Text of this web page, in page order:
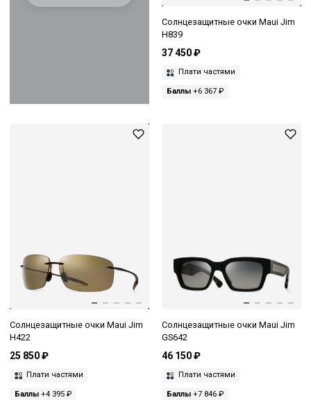
Солнцезащитные очки Maui Jim
H839
37 450 ₽
Плати частями
Баллы+6 367 ₽
Солнцезащитные очки Maui Jim
H422
25 850 ₽
Плати частями
Баллы +4 395 ₽
Солнцезащитные очки Maui Jim
GS642
46 150 ₽
Плати частями
Баллы+7 846 ₽